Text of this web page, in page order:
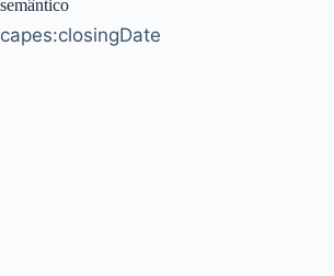
semântico
capes:closingDate